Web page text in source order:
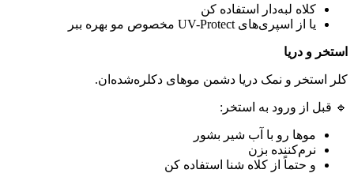
کلاه لبه‌دار استفاده کن
یا از اسپری‌های UV-Protect مخصوص مو بهره ببر
استخر و دریا
کلر استخر و نمک دریا دشمن موهای دکلره‌شده‌ان.
🔹 قبل از ورود به استخر:
موها رو با آب شیر بشور
نرم‌کننده بزن
و حتماً از کلاه شنا استفاده کن